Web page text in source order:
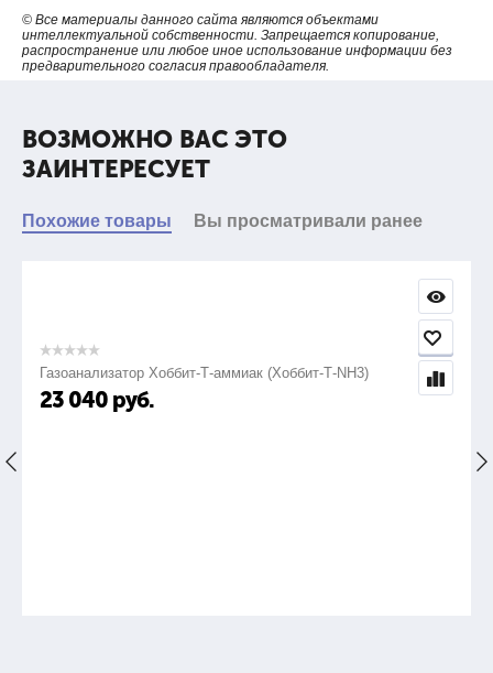
© Все материалы данного сайта являются объектами
интеллектуальной собственности. Запрещается копирование,
распространение или любое иное использование информации без
предварительного согласия правообладателя.
ВОЗМОЖНО ВАС ЭТО
ЗАИНТЕРЕСУЕТ
Похожие товары Вы просматривали ранее
Газоанализатор Хоббит-Т-аммиак (Хоббит-Т-NH3)
23 040 руб.